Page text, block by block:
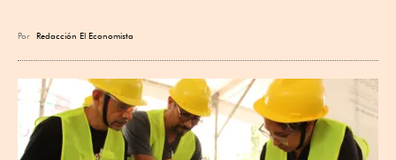
Por Redacción El Economista